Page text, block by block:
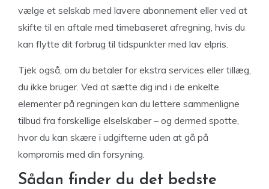
vælge et selskab med lavere abonnement eller ved at
skifte til en aftale med timebaseret afregning, hvis du
kan flytte dit forbrug til tidspunkter med lav elpris.
Tjek også, om du betaler for ekstra services eller tillæg,
du ikke bruger. Ved at sætte dig ind i de enkelte
elementer på regningen kan du lettere sammenligne
tilbud fra forskellige elselskaber – og dermed spotte,
hvor du kan skære i udgifterne uden at gå på
kompromis med din forsyning.
Sådan finder du det bedste